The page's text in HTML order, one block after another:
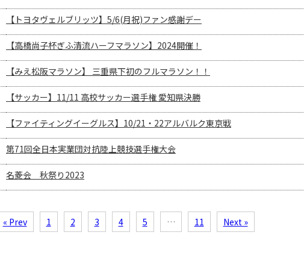
【トヨタヴェルブリッツ】5/6(月祝)ファン感謝デー
【高橋尚子杯ぎふ清流ハーフマラソン】2024開催！
【みえ松阪マラソン】 三重県下初のフルマラソン！！
【サッカー】11/11 高校サッカー選手権 愛知県決勝
【ファイティングイーグルス】10/21・22アルバルク東京戦
第71回全日本実業団対抗陸上競技選手権大会
名菱会 秋祭り2023
« Prev 1 2 3 4 5 … 11 Next »